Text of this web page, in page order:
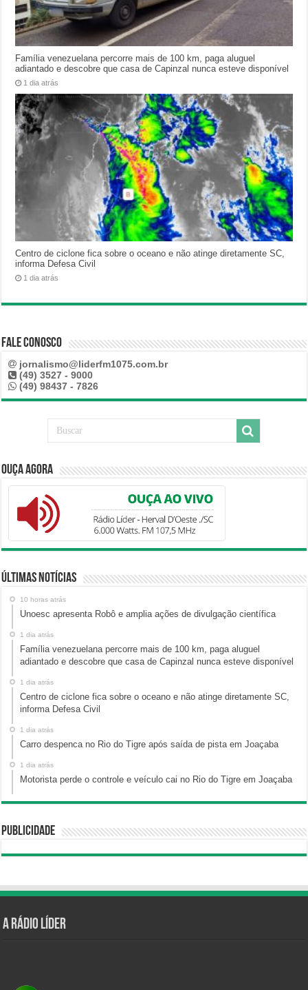
Família venezuelana percorre mais de 100 km, paga aluguel
adiantado e descobre que casa de Capinzal nunca esteve disponível
1 dia atrás
Centro de ciclone fica sobre o oceano e não atinge diretamente SC,
informa Defesa Civil
1 dia atrás
Fale Conosco
jornalismo@liderfm1075.com.br
(49) 3527 - 9000
(49) 98437 - 7826
Ouça Agora
Últimas Notícias
10 horas atrás
Unoesc apresenta Robô e amplia ações de divulgação científica
1 dia atrás
Família venezuelana percorre mais de 100 km, paga aluguel
adiantado e descobre que casa de Capinzal nunca esteve disponível
1 dia atrás
Centro de ciclone fica sobre o oceano e não atinge diretamente SC,
informa Defesa Civil
1 dia atrás
Carro despenca no Rio do Tigre após saída de pista em Joaçaba
1 dia atrás
Motorista perde o controle e veículo cai no Rio do Tigre em Joaçaba
Publicidade
A Rádio Líder